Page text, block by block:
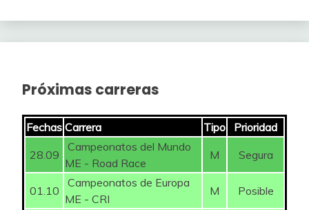
Próximas carreras
Fechas Carrera Tipo
Prioridad
28.09
Campeonatos del Mundo
ME - Road Race
M Segura
01.10
Campeonatos de Europa
ME - CRI
M Posible